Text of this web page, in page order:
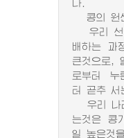
다.
콩의 원
우리 선
배하는 과
큰것으로,
로부터 누
터 곧추 서
우리 나
는것은 콩
일 높은것